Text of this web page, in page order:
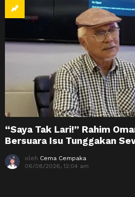
“Saya Tak Lari!” Rahim
Bersuara Isu Tunggakan
oleh Cema Cempaka
06/08/2026, 12:04 am